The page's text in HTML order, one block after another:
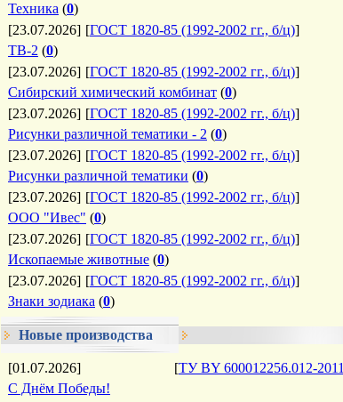
Техника (0)
[23.07.2026] [ГОСТ 1820-85 (1992-2002 гг., б/ц)]
ТВ-2 (0)
[23.07.2026] [ГОСТ 1820-85 (1992-2002 гг., б/ц)]
Сибирский химический комбинат (0)
[23.07.2026] [ГОСТ 1820-85 (1992-2002 гг., б/ц)]
Рисунки различной тематики - 2 (0)
[23.07.2026] [ГОСТ 1820-85 (1992-2002 гг., б/ц)]
Рисунки различной тематики (0)
[23.07.2026] [ГОСТ 1820-85 (1992-2002 гг., б/ц)]
ООО "Ивес" (0)
[23.07.2026] [ГОСТ 1820-85 (1992-2002 гг., б/ц)]
Ископаемые животные (0)
[23.07.2026] [ГОСТ 1820-85 (1992-2002 гг., б/ц)]
Знаки зодиака (0)
Новые производства
[01.07.2026] [ТУ BY 600012256.012-2011
С Днём Победы!